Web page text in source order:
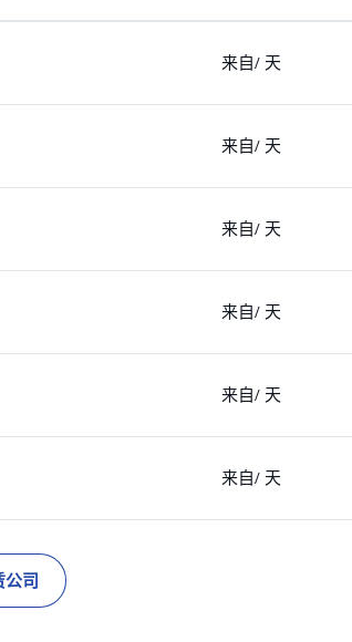
来自/ 天
来自/ 天
来自/ 天
来自/ 天
来自/ 天
来自/ 天
公司